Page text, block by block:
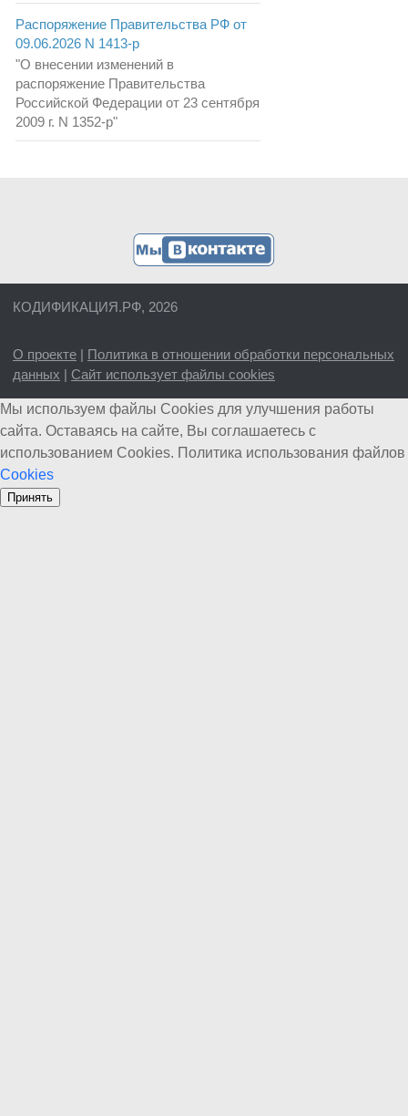
Распоряжение Правительства РФ от
09.06.2026 N 1413-р
"О внесении изменений в
распоряжение Правительства
Российской Федерации от 23 сентября
2009 г. N 1352-р"
КОДИФИКАЦИЯ.РФ, 2026
О проекте | Политика в отношении обработки персональных
данных | Сайт использует файлы cookies
Мы используем файлы Cookies для улучшения работы
сайта. Оставаясь на сайте, Вы соглашаетесь с
использованием Cookies. Политика использования файлов
Cookies
Принять